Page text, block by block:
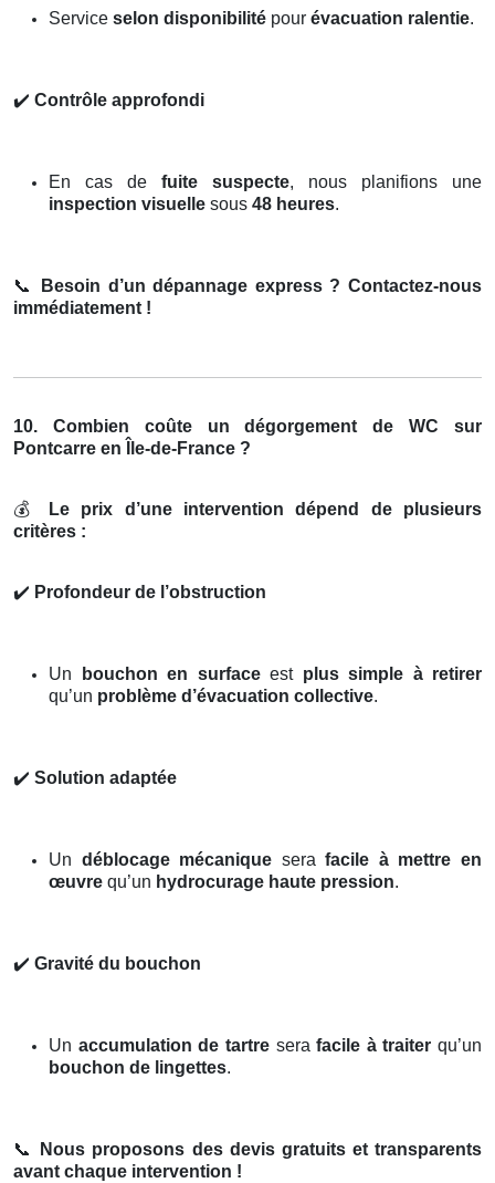
Service selon disponibilité pour évacuation ralentie.
✔️ Contrôle approfondi
En cas de fuite suspecte, nous planifions une
inspection visuelle sous 48 heures.
📞
Besoin d’un dépannage express ? Contactez-nous
immédiatement !
10. Combien coûte un dégorgement de WC sur
Pontcarre en Île-de-France ?
💰
Le prix d’une intervention dépend de plusieurs
critères :
✔️ Profondeur de l’obstruction
Un bouchon en surfaceest plus simple à retirer
qu’un problème d’évacuation collective.
✔️ Solution adaptée
Un déblocage mécanique serafacile à mettre en
œuvre qu’un hydrocurage haute pression.
✔️ Gravité du bouchon
Un accumulation de tartreserafacile à traiter qu’un
bouchon de lingettes.
📞
Nous proposons des devis gratuits et transparents
avant chaque intervention !